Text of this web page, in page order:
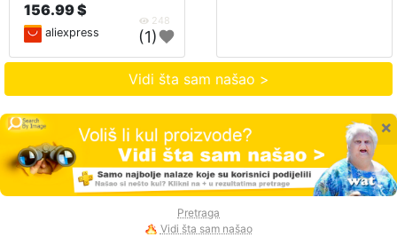
156.99 $
248
aliexpress (1)
Vidi šta sam našao >
×
Pretraga
Vidi šta sam našao